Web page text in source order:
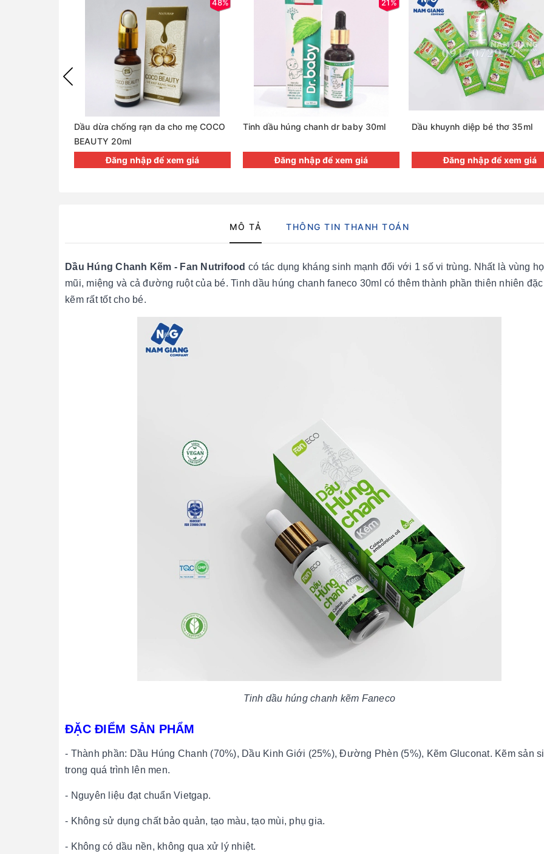
48%
Dầu dừa chống rạn da cho mẹ COCO
BEAUTY 20ml
Đăng nhập để xem giá
21%
Tinh dầu húng chanh dr baby 30ml
Đăng nhập để xem giá
Dầu khuynh diệp bé thơ 35ml
Đăng nhập để xem giá
MÔ TẢ THÔNG TIN THANH TOÁN
Dầu Húng Chanh Kẽm - Fan Nutrifood có tác dụng kháng sinh mạnh đối với 1 số vi trùng. Nhất là vùng
mũi, miệng và cả đường ruột của bé. Tinh dầu húng chanh faneco 30ml có thêm thành phần thiên nhiên
kẽm rất tốt cho bé.
Tinh dầu húng chanh kẽm Faneco
ĐẶC ĐIỂM SẢN PHẨM
- Thành phần: Dầu Húng Chanh (70%), Dầu Kinh Giới (25%), Đường Phèn (5%), Kẽm Gluconat. Kẽm sản
trong quá trình lên men.
- Nguyên liệu đạt chuẩn Vietgap.
- Không sử dụng chất bảo quản, tạo màu, tạo mùi, phụ gia.
- Không có dầu nền, không qua xử lý nhiệt.